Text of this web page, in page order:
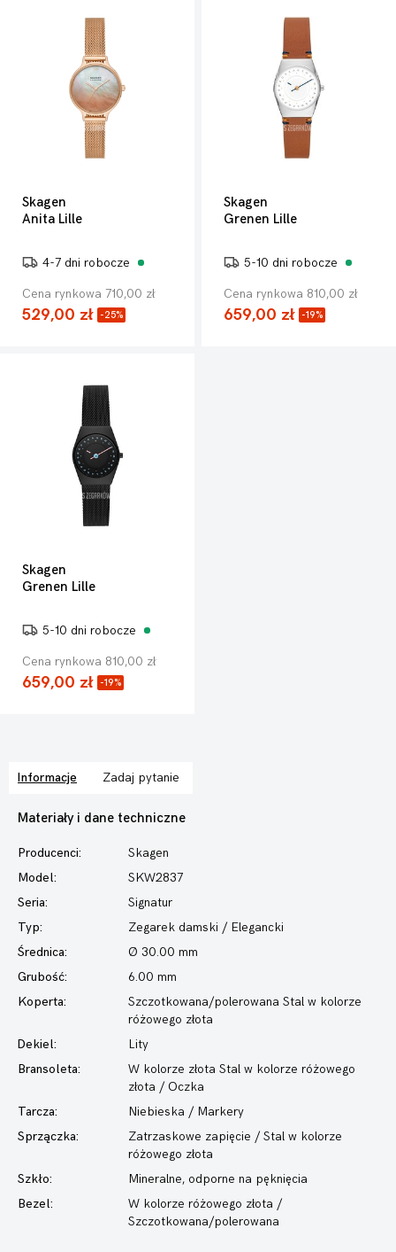
Skagen
Anita Lille
4-7 dni robocze
Cena rynkowa 710,00 zł
529,00 zł -25%
Skagen
Grenen Lille
5-10 dni robocze
Cena rynkowa 810,00 zł
659,00 zł -19%
Skagen
Grenen Lille
5-10 dni robocze
Cena rynkowa 810,00 zł
659,00 zł -19%
Informacje Zadaj pytanie
Materiały i dane techniczne
Producenci:
Skagen
Model:
SKW2837
Seria:
Signatur
Typ:
Zegarek damski / Elegancki
Średnica:
Ø 30.00 mm
Grubość:
6.00 mm
Koperta:
Szczotkowana/polerowana Stal w kolorze
różowego złota
Dekiel:
Lity
Bransoleta:
W kolorze złota Stal w kolorze różowego
złota / Oczka
Tarcza:
Niebieska / Markery
Sprzączka:
Zatrzaskowe zapięcie / Stal w kolorze
różowego złota
Szkło:
Mineralne, odporne na pęknięcia
Bezel:
W kolorze różowego złota /
Szczotkowana/polerowana